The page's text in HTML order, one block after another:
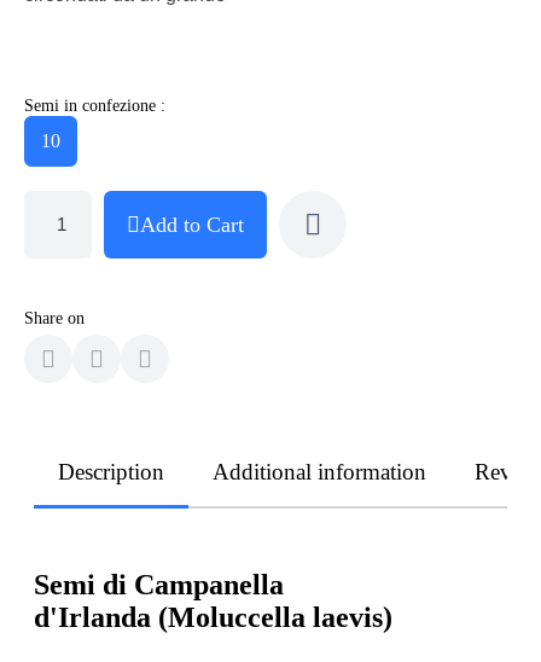
Semi in confezione :
10
Add to Cart
Share on
Description Additional information
Semi di Campanella
d'Irlanda (Moluccella laevis)